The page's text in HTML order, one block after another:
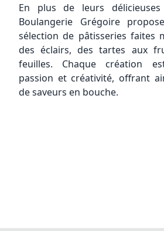
Fermer
En plus de leurs délicieuses
Boulangerie Grégoire
sélection de pâtisseries faites
des éclairs, des tartes aux
feuilles. Chaque création
passion et créativité, offrant
de saveurs en bouche.